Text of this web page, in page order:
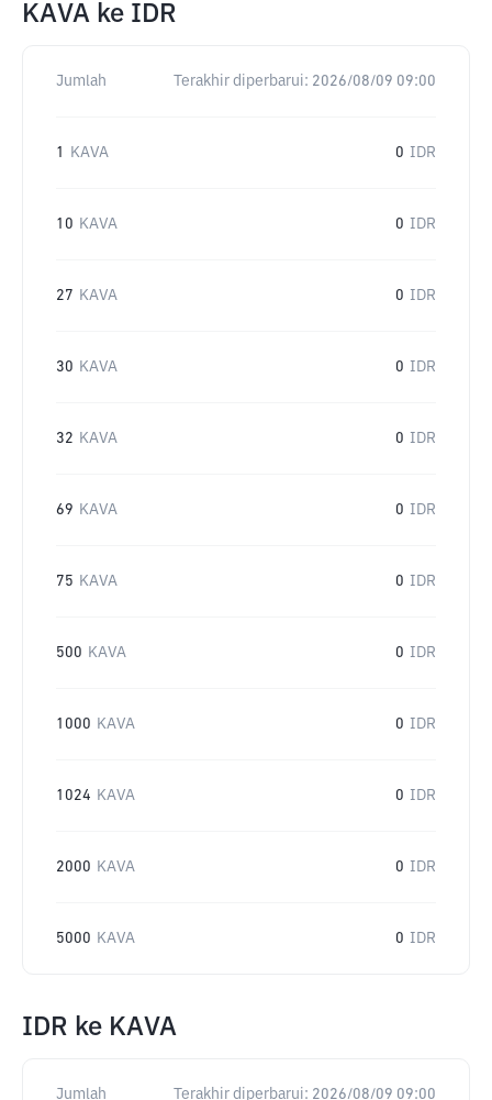
KAVA ke IDR
Jumlah Terakhir diperbarui: 2026/08/09 09:00
1 KAVA 0 IDR
10 KAVA 0 IDR
27 KAVA 0 IDR
30 KAVA 0 IDR
32 KAVA 0 IDR
69 KAVA 0 IDR
75 KAVA 0 IDR
500 KAVA 0 IDR
1000 KAVA 0 IDR
1024 KAVA 0 IDR
2000 KAVA 0 IDR
5000 KAVA 0 IDR
IDR ke KAVA
Jumlah Terakhir diperbarui: 2026/08/09 09:00